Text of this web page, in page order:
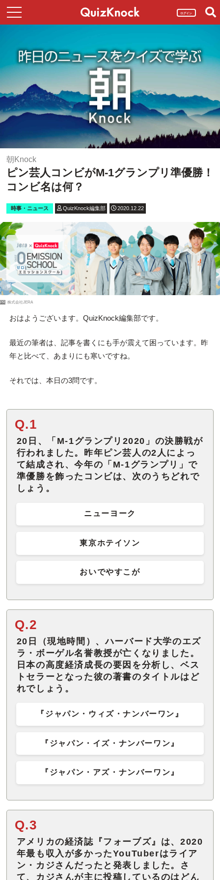
ログイン
朝Knock
ピン芸人コンビがM-1グランプリ準優勝！
コンビ名は何？
時事・ニュース QuizKnock編集部 2020.12.22
PR 株式会社JERA
おはようございます。QuizKnock編集部です。
最近の筆者は、記事を書くにも手が震えて困っています。昨
年と比べて、あまりにも寒いですね。
それでは、本日の3問です。
Q.1
20日、「M-1グランプリ2020」の決勝戦が
行われました。昨年ピン芸人の2人によっ
て結成され、今年の「M-1グランプリ」で
準優勝を飾ったコンビは、次のうちどれで
しょう。
ニューヨーク
東京ホテイソン
おいでやすこが
Q.2
20日（現地時間）、ハーバード大学のエズ
ラ・ボーゲル名誉教授が亡くなりました。
日本の高度経済成長の要因を分析し、ベス
トセラーとなった彼の著書のタイトルはど
れでしょう。
『ジャパン・ウィズ・ナンバーワン』
『ジャパン・イズ・ナンバーワン』
『ジャパン・アズ・ナンバーワン』
Q.3
アメリカの経済誌『フォーブズ』は、2020
年最も収入が多かったYouTuberはライア
ン・カジさんだったと発表しました。さ
て、カジさんが主に投稿しているのはどん